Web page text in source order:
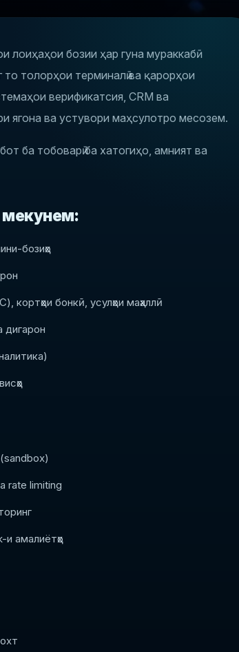
бозии ҳар гуна мураккабӣ
толорҳои терминалӣ ва қарорҳои
верификатсия, CRM ва
ягона ва устувори маҳсулотро месозем.
ба тобоварӣ ба хатогиҳо, амният ва
мекунем:
бозиҳо
кортҳои бонкӣ, усулҳои маҳаллӣ
дигарон
rate limiting
и амалиётҳо